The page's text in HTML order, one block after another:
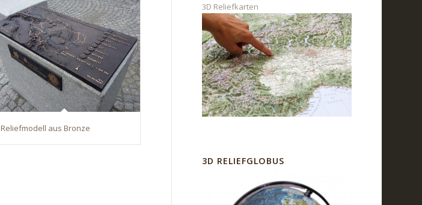
Reliefmodell aus Bronze
3D Reliefkarten
3D RELIEFGLOBUS